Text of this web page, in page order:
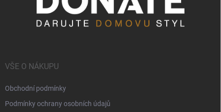
VŠE O NÁKUPU
Obchodní podmínky
Podmínky ochrany osobních údajů